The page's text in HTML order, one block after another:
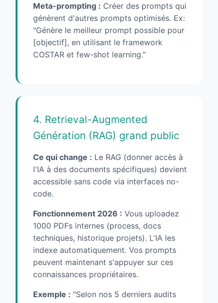
Meta-prompting : Créer des prompts qui
génèrent d'autres prompts optimisés. Ex:
"Génère le meilleur prompt possible pour
[objectif], en utilisant le framework
COSTAR et few-shot learning."
4. Retrieval-Augmented
Génération (RAG) grand public
Ce qui change : Le RAG (donner accès à
l'IA à des documents spécifiques) devient
accessible sans code via interfaces no-
code.
Fonctionnement 2026 : Vous uploadez
1000 PDFs internes (process, docs
techniques, historique projets). L'IA les
indexe automatiquement. Vos prompts
peuvent maintenant s'appuyer sur ces
connaissances propriétaires.
Exemple : "Selon nos 5 derniers audits